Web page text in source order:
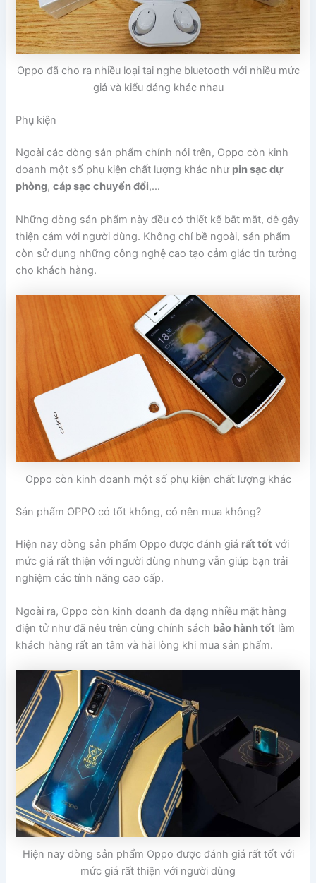
Oppo đã cho ra nhiều loại tai nghe bluetooth với nhiều mức
giá và kiểu dáng khác nhau
Phụ kiện
Ngoài các dòng sản phẩm chính nói trên, Oppo còn kinh
doanh một số phụ kiện chất lượng khác như pin sạc dự
phòng,cáp sạc chuyển đổi,…
Những dòng sản phẩm này đều có thiết kế bắt mắt, dễ gây
thiện cảm với người dùng. Không chỉ bề ngoài, sản phẩm
còn sử dụng những công nghệ cao tạo cảm giác tin tưởng
cho khách hàng.
Oppo còn kinh doanh một số phụ kiện chất lượng khác
Sản phẩm OPPO có tốt không, có nên mua không?
Hiện nay dòng sản phẩm Oppo được đánh giá rất tốt với
mức giá rất thiện với người dùng nhưng vẫn giúp bạn trải
nghiệm các tính năng cao cấp.
Ngoài ra, Oppo còn kinh doanh đa dạng nhiều mặt hàng
điện tử như đã nêu trên cùng chính sách bảo hành tốt làm
khách hàng rất an tâm và hài lòng khi mua sản phẩm.
Hiện nay dòng sản phẩm Oppo được đánh giá rất tốt với
mức giá rất thiện với người dùng